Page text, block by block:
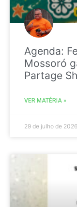
Agenda:
Mossoró
Partage
VER MATÉRIA »
29 de julho de 2026